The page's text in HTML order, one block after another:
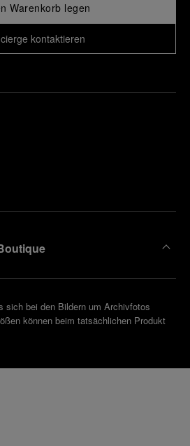
Warenkorb legen
kontaktieren
sich bei den Bildern um Archivfotos
können beim tatsächlichen Produkt